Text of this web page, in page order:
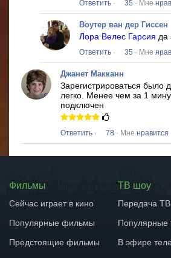
Ответить · 35 · Мне
Воутер ван дер Гиссен
Лора Велес Гарсия да
Ответить · 35 · Мне
Джанет Макканн
Зарегистрироваться было
легко. Менее чем за 1
подключен
Ответить · 78 · Мне нравится
Фильмы
Сейчас играет в кино
Популярные фильмы
Предстоящие фильмы
ТВ шоу
Передача
Популярные
В эфире